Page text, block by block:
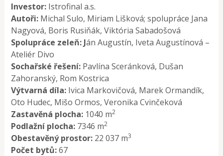
Investor: Istrofinal a.s.
Autoři: Michal Sulo, Miriam Lišková; spolupráce Jana
Nagyová, Boris Rusiňák, Viktória Sabadošová
Spolupráce zeleň: Ján Augustín, Iveta Augustínová –
Ateliér Divo
Sochařské řešení: Pavlína Sceránková, Dušan
Zahoranský, Rom Kostrica
Výtvarná díla: Ivica Markovičová, Marek Ormandík,
Oto Hudec, Mišo Ormos, Veronika Cvinčeková
Zastavěná plocha: 1040 m2
Podlažní plocha: 7346 m2
Obestavěný prostor: 22 037 m3
Počet bytů:67